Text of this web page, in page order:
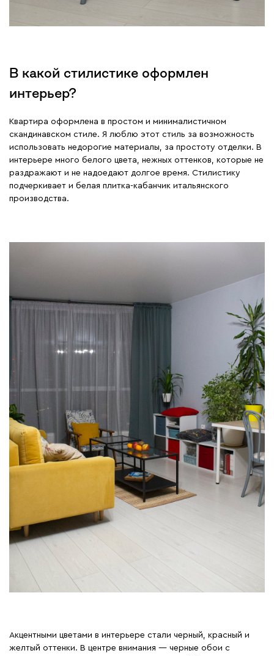
В какой стилистике оформлен
интерьер?
Квартира оформлена в простом и минималистичном
скандинавском стиле. Я люблю этот стиль за возможность
использовать недорогие материалы, за простоту отделки. В
интерьере много белого цвета, нежных оттенков, которые не
раздражают и не надоедают долгое время. Стилистику
подчеркивает и белая плитка-кабанчик итальянского
производства.
Акцентными цветами в интерьере стали черный, красный и
желтый оттенки. В центре внимания — черные обои с